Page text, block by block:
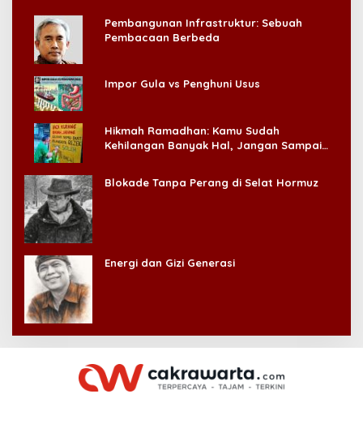
Pembangunan Infrastruktur: Sebuah
Pembacaan Berbeda
Impor Gula vs Penghuni Usus
Hikmah Ramadhan: Kamu Sudah
Kehilangan Banyak Hal, Jangan Sampai
Blokade Tanpa Perang di Selat Hormuz
Energi dan Gizi Generasi